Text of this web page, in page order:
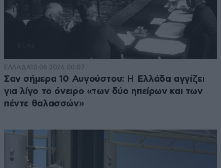
ΕΛΛΑΔΑ10·08·2026 00:07
Σαν σήμερα 10 Αυγούστου: Η Ελλάδα αγγίζει
για λίγο το όνειρο «των δύο ηπείρων και των
πέντε θαλασσών»